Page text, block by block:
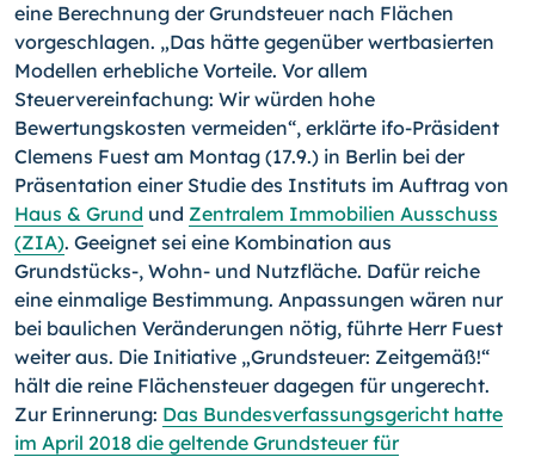
eine Berechnung der Grundsteuer nach Flächen
vorgeschlagen. „Das hätte gegenüber wertbasierten
Modellen erhebliche Vorteile. Vor allem
Steuervereinfachung: Wir würden hohe
Bewertungskosten vermeiden“, erklärte ifo-Präsident
Clemens Fuest am Montag (17.9.) in Berlin bei der
Präsentation einer Studie des Instituts im Auftrag von
Haus & Grund und Zentralem Immobilien Ausschuss
(ZIA). Geeignet sei eine Kombination aus
Grundstücks-, Wohn- und Nutzfläche. Dafür reiche
eine einmalige Bestimmung. Anpassungen wären nur
bei baulichen Veränderungen nötig, führte Herr Fuest
weiter aus. Die Initiative „Grundsteuer: Zeitgemäß!“
hält die reine Flächensteuer dagegen für ungerecht.
Zur Erinnerung: Das Bundesverfassungsgericht hatte
im April 2018 die geltende Grundsteuer für